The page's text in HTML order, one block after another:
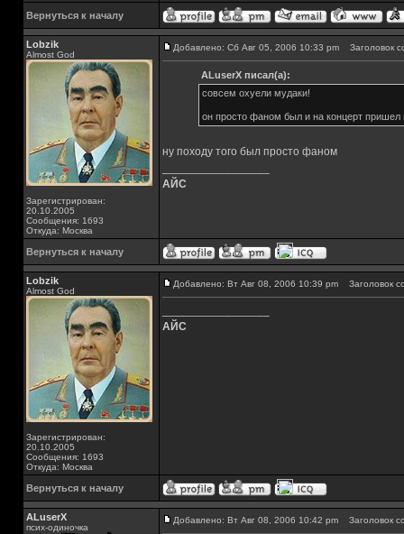
Вернуться к началу
Lobzik
Almost God
Зарегистрирован:
20.10.2005
Сообщения: 1693
Откуда: Москва
Добавлено: Сб Авг 05, 2006 10:33 pm Заголовок
ALuserX писал(а):
совсем охуели мудаки!
он просто фаном был и на концерт пришел
ну походу того был просто фаном
АЙС
Вернуться к началу
Lobzik
Almost God
Зарегистрирован:
20.10.2005
Сообщения: 1693
Откуда: Москва
Добавлено: Вт Авг 08, 2006 10:39 pm Заголовок
АЙС
Вернуться к началу
ALuserX
псих-одиночка
Добавлено: Вт Авг 08, 2006 10:42 pm Заголовок